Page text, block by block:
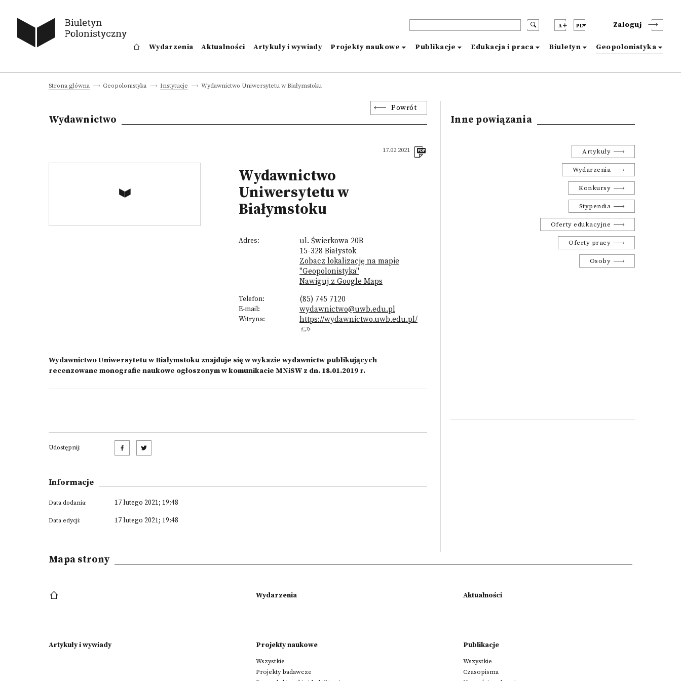
A PL Zaloguj
Wydarzenia Aktualności Artykuły i wywiady Projekty naukowe Publikacje Edukacja i praca Biuletyn Geopolonistyka
Strona główna Geopolonistyka Instytucje Wydawnictwo Uniwersytetu w Białymstoku
Powrót
Wydawnictwo
17.02.2021
Wydawnictwo
Uniwersytetu w
Białymstoku
Adres:
ul. Świerkowa 20B
15-328 Białystok
Zobacz lokalizację na mapie
"Geopolonistyka"
Nawiguj z Google Maps
Telefon: (85) 745 7120
E-mail: wydawnictwo@uwb.edu.pl
Witryna: https://wydawnictwo.uwb.edu.pl/
Wydawnictwo Uniwersytetu w Białymstoku znajduje się w wykazie wydawnictw publikujących
recenzowane monografie naukowe ogłoszonym w komunikacie MNiSW z dn. 18.01.2019 r.
Udostępnij:
Informacje
Data dodania: 17 lutego 2021; 19:48
Data edycji: 17 lutego 2021; 19:48
Inne powiązania
Artykuły
Wydarzenia
Konkursy
Stypendia
Oferty edukacyjne
Oferty pracy
Osoby
Mapa strony
Wydarzenia Aktualności
Artykuły i wywiady Projekty naukowe
Wszystkie
Projekty badawcze
Publikacje
Wszystkie
Czasopisma